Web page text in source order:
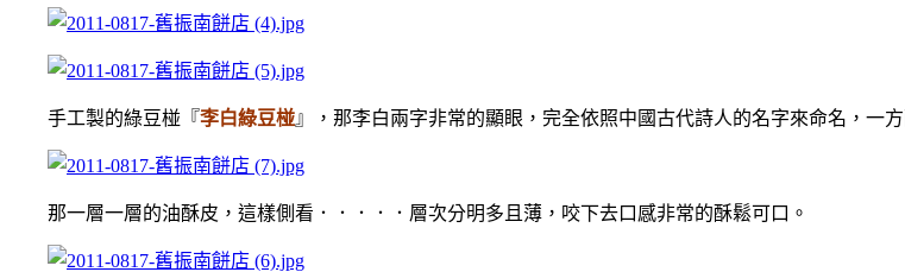
手工製的綠豆椪『李白綠豆椪』，那李白兩字非常的顯眼，完全依照中國古代詩人的名字來命名，一
那一層一層的油酥皮，這樣側看．．．．．層次分明多且薄，咬下去口感非常的酥鬆可口。